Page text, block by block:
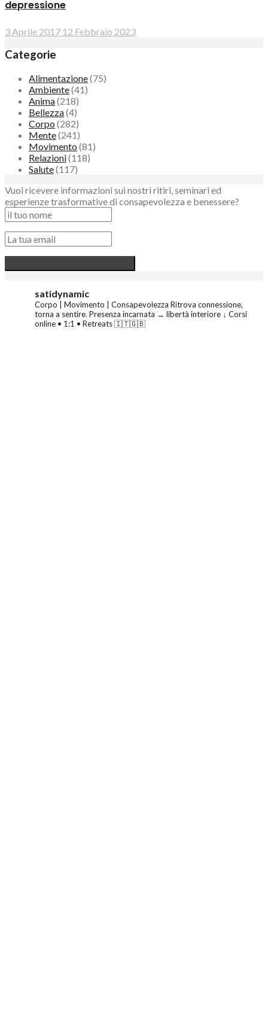
depressione
3 Aprile 2017 12 Febbraio 2023
Categorie
Alimentazione(75)
Ambiente(41)
Anima(218)
Bellezza(4)
Corpo (282)
Mente(241)
Movimento (81)
Relazioni(118)
Salute(117)
Vuoi ricevere informazioni sui nostri ritiri, seminari ed
esperienze trasformative di consapevolezza e benessere?
satidynamic
Corpo | Movimento | Consapevolezza Ritrova connessione,
torna a sentire. Presenza incarnata → libertà interiore ↓ Corsi
online • 1:1 • Retreats 🇮🇹🇬🇧